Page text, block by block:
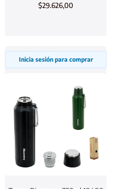
$29.626,00
Inicia sesión para comprar